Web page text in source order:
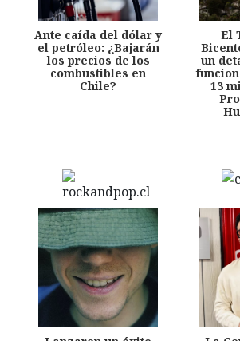
Ante caída del dólar y
el petróleo: ¿Bajarán
los precios de los
combustibles en
Chile?
El
un
13